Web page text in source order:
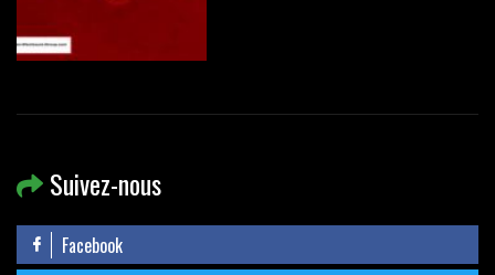
Suivez-nous
Facebook